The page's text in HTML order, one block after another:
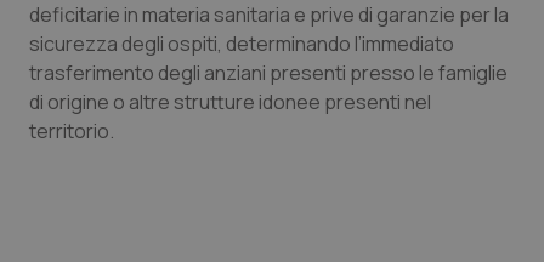
Valle D’Aosta
Veneto
Oncodermatologia
Oncoematologia
deficitarie in materia sanitaria e prive di garanzie per la
sicurezza degli ospiti, determinando l’immediato
trasferimento degli anziani presenti presso le famiglie
di origine o altre strutture idonee presenti nel
territorio.